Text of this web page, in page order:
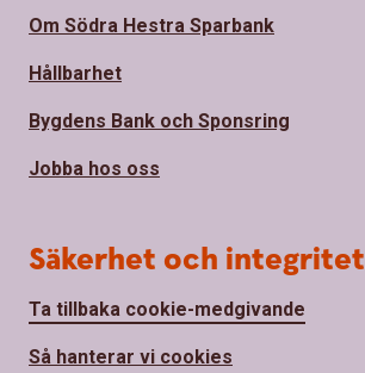
Om Södra Hestra Sparbank
Hållbarhet
Bygdens Bank och Sponsring
Jobba hos oss
Säkerhet och integritet
Ta tillbaka cookie-medgivande
Så hanterar vi cookies